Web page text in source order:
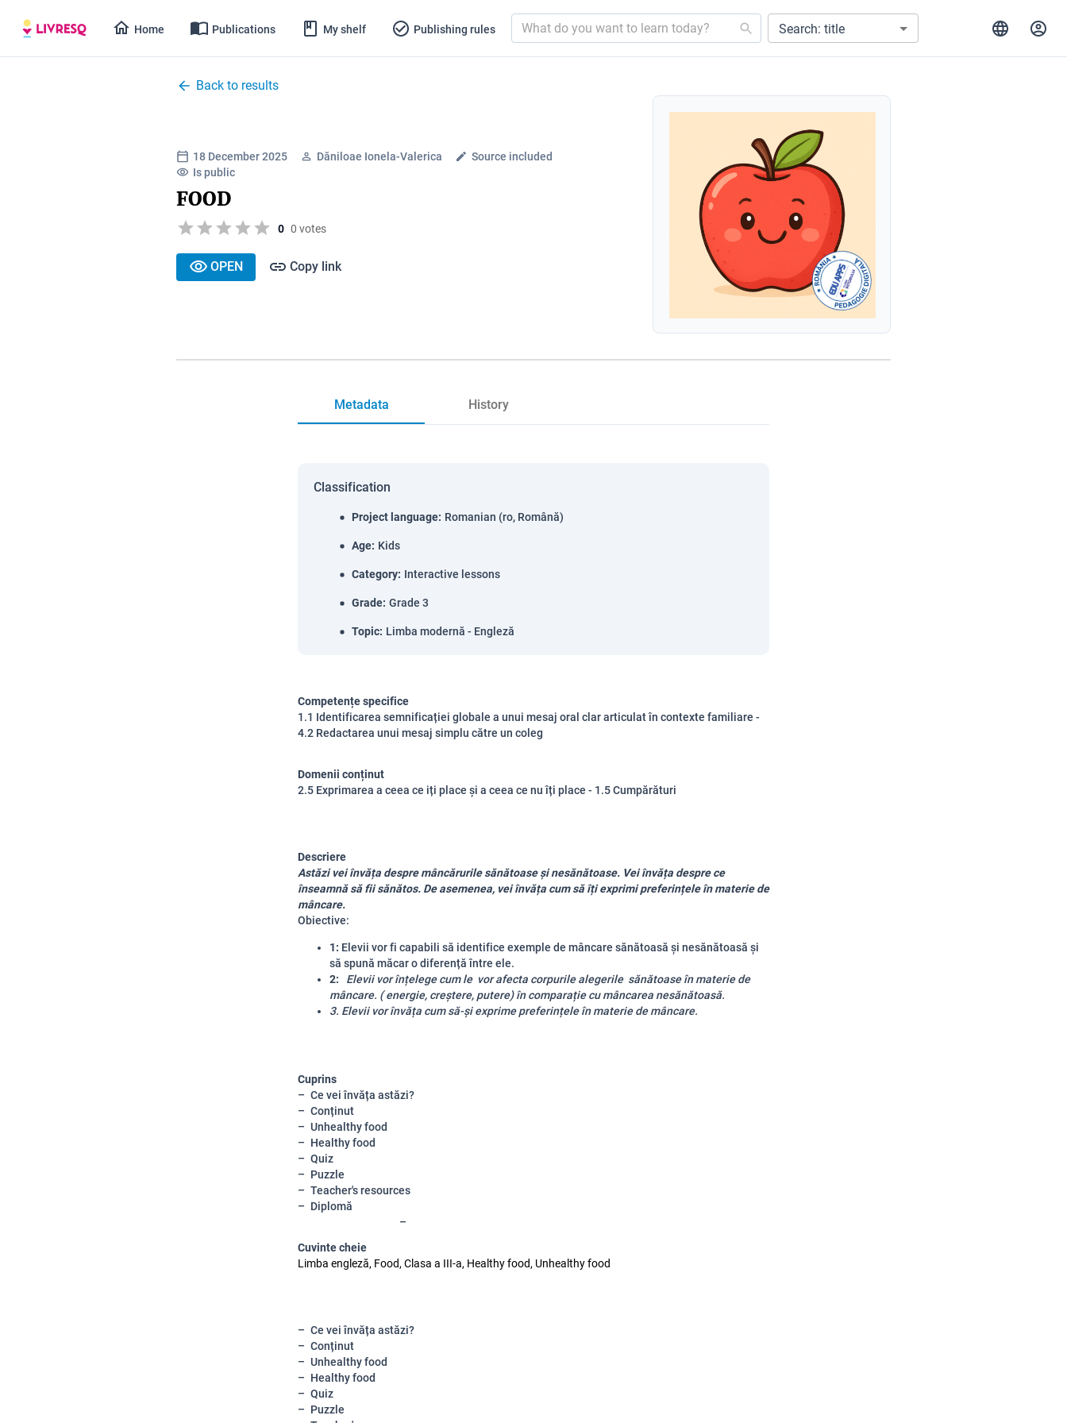
Home Publications My shelf Publishing rules Search: title
Back to results
18 December 2025 Dăniloae Ionela-Valerica
Source included
Is public
FOOD
0 0 votes
OPEN Copy link
Metadata History
Classification
Project language: Romanian (ro, Română)
Age: Kids
Category: Interactive lessons
Grade: Grade 3
Topic: Limba modernă - Engleză
Competențe specifice
1.1 Identificarea semnificației globale a unui mesaj oral clar articulat în contexte familiare -
4.2 Redactarea unui mesaj simplu către un coleg
Domenii conținut
2.5 Exprimarea a ceea ce iți place și a ceea ce nu îți place - 1.5 Cumpărături
Descriere
Astăzi vei învăța despre mâncărurile sănătoase și nesănătoase. Vei învăța despre ce
înseamnă să fii sănătos. De asemenea, vei învăța cum să îți exprimi preferințele în materie de
mâncare.
Obiective:
1: Elevii vor fi capabili să identifice exemple de mâncare sănătoasă și nesănătoasă și
să spună măcar o diferență între ele.
2:
Elevii vor înțelege cum le vor afecta corpurile alegerile sănătoase în materie de
mâncare. ( energie, creștere, putere) în comparație cu mâncarea nesănătoasă.
3. Elevii vor învăța cum să-și exprime preferințele în materie de mâncare.
Cuprins
Ce vei învăța astăzi?
Conținut
Unhealthy food
Healthy food
Quiz
Puzzle
Teacher's resources
Diplomă
Cuvinte cheie
Limba engleză, Food, Clasa a III-a, Healthy food, Unhealthy food
Ce vei învăța astăzi?
Conținut
Unhealthy food
Healthy food
Quiz
Puzzle